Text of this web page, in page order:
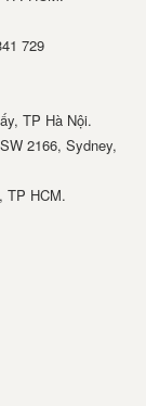
729
TP Hà Nội.
2166, Sydney,
TP HCM.